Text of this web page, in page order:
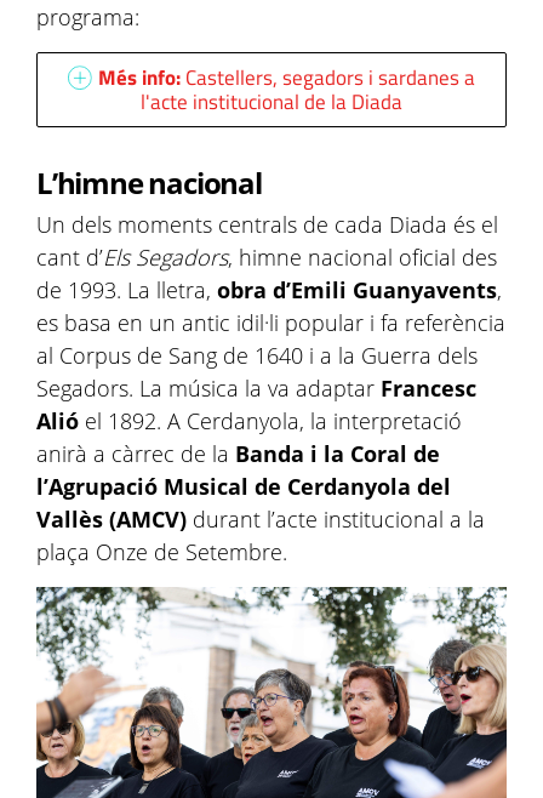
programa:
Més info:Castellers, segadors i sardanes a
l'acte institucional de la Diada
L’himne nacional
Un dels moments centrals de cada Diada és el
cant d’Els Segadors, himne nacional oficial des
de 1993. La lletra, obra d’Emili Guanyavents,
es basa en un antic idil·li popular i fa referència
al Corpus de Sang de 1640 i a la Guerra dels
Segadors. La música la va adaptar Francesc
Alió el 1892. A Cerdanyola, la interpretació
anirà a càrrec de la Banda i la Coral de
l’Agrupació Musical de Cerdanyola del
Vallès (AMCV) durant l’acte institucional a la
plaça Onze de Setembre.